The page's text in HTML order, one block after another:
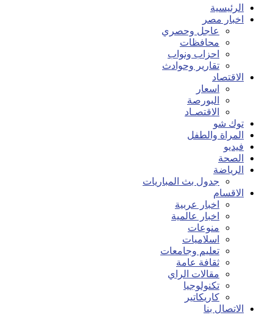
الرئيسية
اخبار مصر
عاجل وحصري
محافظات
احزاب ونواب
تقارير وحوادث
الاقتصاد
اسعار
البورصة
الاقتصـاد
توك شو
المراة والطفل
فيديو
الصحة
الرياضة
جدول بث المباريات
الاقسام
اخبار عربية
اخبار عالمية
منوعات
اسلاميات
تعليم وجامعات
ثقافة عامة
مقالات الراي
تكنولوجيا
كاريكاتير
الاتصال بنا